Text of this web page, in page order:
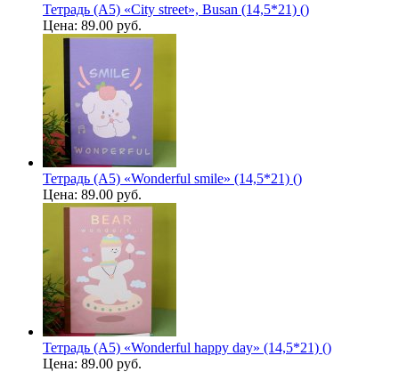
Тетрадь (A5) «City street», Busan (14,5*21) ()
Цена: 89.00 руб.
Тетрадь (A5) «Wonderful smile» (14,5*21) ()
Цена: 89.00 руб.
Тетрадь (A5) «Wonderful happy day» (14,5*21) ()
Цена: 89.00 руб.